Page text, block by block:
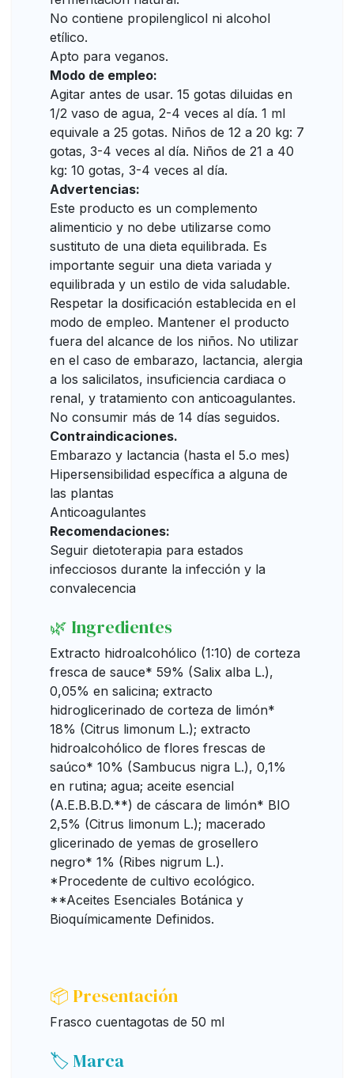
No contiene propilenglicol ni alcohol
etílico.
Apto para veganos.
Modo de empleo:
Agitar antes de usar. 15 gotas diluidas en
1/2 vaso de agua, 2-4 veces al día. 1 ml
equivale a 25 gotas. Niños de 12 a 20 kg: 7
gotas, 3-4 veces al día. Niños de 21 a 40
kg: 10 gotas, 3-4 veces al día.
Advertencias:
Este producto es un complemento
alimenticio y no debe utilizarse como
sustituto de una dieta equilibrada. Es
importante seguir una dieta variada y
equilibrada y un estilo de vida saludable.
Respetar la dosificación establecida en el
modo de empleo. Mantener el producto
fuera del alcance de los niños. No utilizar
en el caso de embarazo, lactancia, alergia
a los salicilatos, insuficiencia cardiaca o
renal, y tratamiento con anticoagulantes.
No consumir más de 14 días seguidos.
Contraindicaciones.
Embarazo y lactancia (hasta el 5.o mes)
Hipersensibilidad específica a alguna de
las plantas
Anticoagulantes
Recomendaciones:
Seguir dietoterapia para estados
infecciosos durante la infección y la
convalecencia
🌿 Ingredientes
Extracto hidroalcohólico (1:10) de corteza
fresca de sauce* 59% (Salix alba L.),
0,05% en salicina; extracto
hidroglicerinado de corteza de limón*
18% (Citrus limonum L.); extracto
hidroalcohólico de flores frescas de
saúco* 10% (Sambucus nigra L.), 0,1%
en rutina; agua; aceite esencial
(A.E.B.B.D.**) de cáscara de limón* BIO
2,5% (Citrus limonum L.); macerado
glicerinado de yemas de grosellero
negro* 1% (Ribes nigrum L.).
*Procedente de cultivo ecológico.
**Aceites Esenciales Botánica y
Bioquímicamente Definidos.
📦 Presentación
Frasco cuentagotas de 50 ml
🏷️ Marca